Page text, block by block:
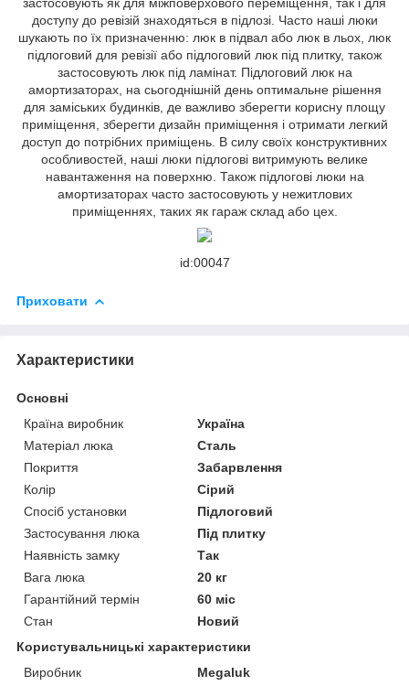
доступу до ревізій знаходяться в підлозі. Часто наші люки
шукають по їх призначенню: люк в підвал або люк в льох, люк
підлоговий для ревізії або підлоговий люк під плитку, також
застосовують люк під ламінат. Підлоговий люк на
амортизаторах, на сьогоднішній день оптимальне рішення
для заміських будинків, де важливо зберегти корисну площу
приміщення, зберегти дизайн приміщення і отримати легкий
доступ до потрібних приміщень. В силу своїх конструктивних
особливостей, наші люки підлогові витримують велике
навантаження на поверхню. Також підлогові люки на
амортизаторах часто застосовують у нежитлових
приміщеннях, таких як гараж склад або цех.
id:00047
Приховати
Характеристики
Основні
Країна виробник
Україна
Матеріал люка
Сталь
Покриття
Забарвлення
Колір
Сірий
Спосіб установки
Підлоговий
Застосування люка
Під плитку
Наявність замку
Так
Вага люка
20 кг
Гарантійний термін
60 міс
Стан
Новий
Користувальницькі характеристики
Виробник
Megaluk